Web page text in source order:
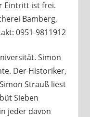
Eintritt ist frei.
Bamberg,
0951-9811912
Simon
Der Historiker,
Strauß liest
Sieben
jeder davon